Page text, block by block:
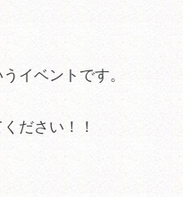
イベントです。
ださい！！